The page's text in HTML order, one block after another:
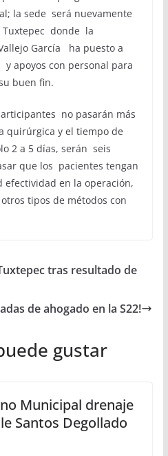
la sede será nuevamente
Tuxtepec donde la
García ha puesto a
apoyos con personal para
buen fin.
no pasarán más
quirúrgica y el tiempo de
2 a 5 días, serán seis
que los pacientes tengan
efectividad en la operación,
tipos de métodos con
tras resultado de
de ahogado en la S22!
gustar
Municipal drenaje
Santos Degollado